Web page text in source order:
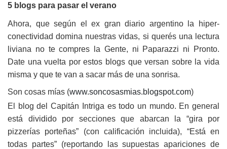
5 blogs para pasar el verano
Ahora, que según el ex gran diario argentino la hiper-
conectividad domina nuestras vidas, si querés una lectura
liviana no te compres la Gente, ni Paparazzi ni Pronto.
Date una vuelta por estos blogs que versan sobre la vida
misma y que te van a sacar más de una sonrisa.
Son cosas mías (www.soncosasmias.blogspot.com)
El blog del Capitán Intriga es todo un mundo. En general
está dividido por secciones que abarcan la “gira por
pizzerías porteñas” (con calificación incluida), “Está en
todas partes” (reportando las supuestas apariciones de